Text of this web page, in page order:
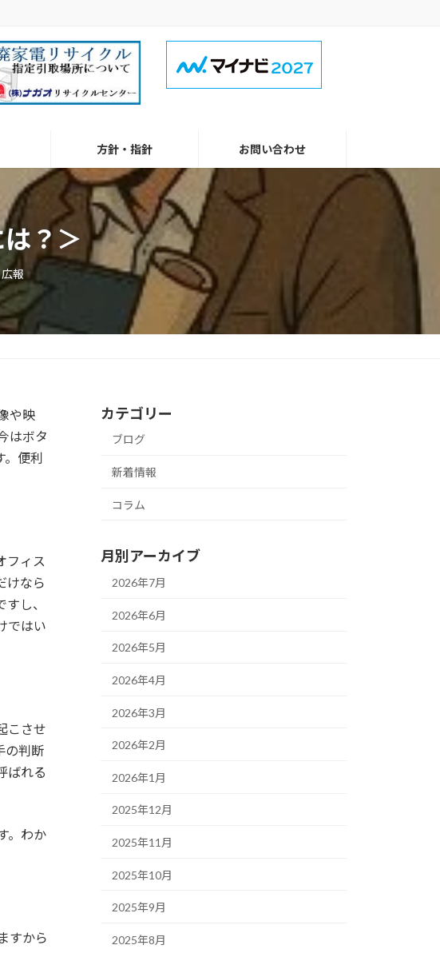
方針・指針 お問い合わせ
？＞
広報
や映
はボタ
。便利
フィス
けなら
し、
ではい
こさせ
の判断
ばれる
。わか
すから
カテゴリー
ブログ
新着情報
コラム
月別アーカイブ
2026年7月
2026年6月
2026年5月
2026年4月
2026年3月
2026年2月
2026年1月
2025年12月
2025年11月
2025年10月
2025年9月
2025年8月